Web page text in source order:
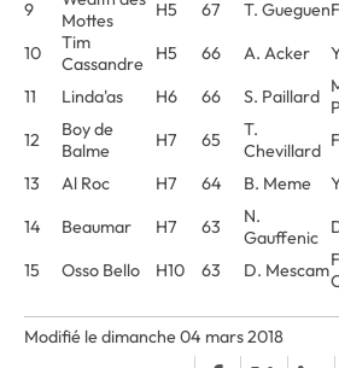
9
Mottes
H5 67 T. Gueguen
10
Tim
Cassandre
H5 66 A. Acker
11
Linda'as H6 66 S. Paillard
12
Boy de
Balme
H7 65
T.
Chevillard
13
Al Roc H7 64 B. Meme
14
Beaumar H7 63
N.
Gauffenic
15
Osso Bello H10 63 D. Mescam
Modifié le dimanche 04 mars 2018